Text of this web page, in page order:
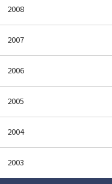
2008
2007
2006
2005
2004
2003